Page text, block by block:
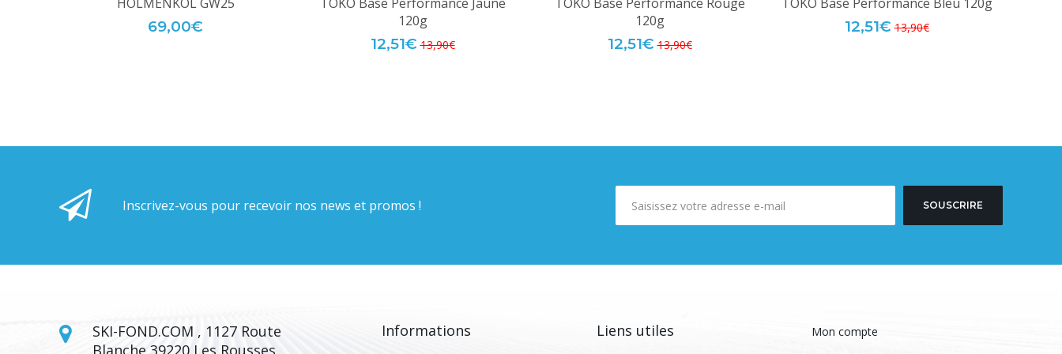
69,00€
120g
12,51€ 13,90€
120g
12,51€ 13,90€
12,51€ 13,90€
Inscrivez-vous pour recevoir nos news et promos ! SOUSCRIRE
SKI-FOND.COM , 1127 Route
Blanche 39220 Les Rousses
Informations Liens utiles Mon compte